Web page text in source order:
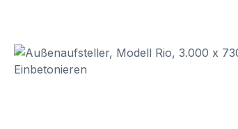
Bildergalerie überspringen